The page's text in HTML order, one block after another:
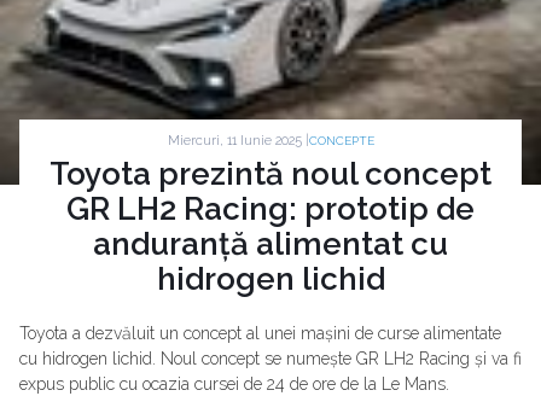
Miercuri, 11 Iunie 2025 | CONCEPTE
Toyota prezintă noul concept
GR LH2 Racing: prototip de
anduranță alimentat cu
hidrogen lichid
Toyota a dezvăluit un concept al unei mașini de curse alimentate
cu hidrogen lichid. Noul concept se numește GR LH2 Racing și va fi
expus public cu ocazia cursei de 24 de ore de la Le Mans.